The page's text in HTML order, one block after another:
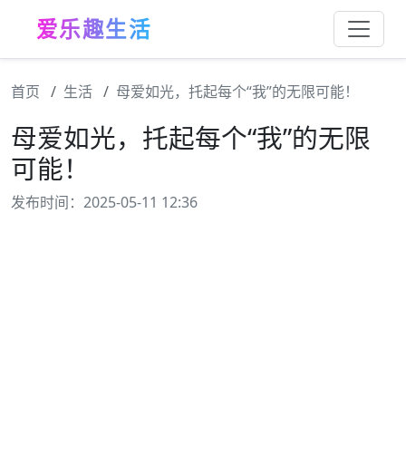
爱乐趣生活
首页 生活 母爱如光，托起每个“我”的无限可能！
母爱如光，托起每个“我”的无限
可能！
发布时间：2025-05-11 12:36